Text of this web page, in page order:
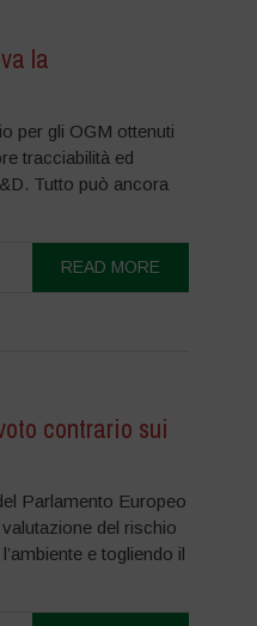
la
per gli OGM ottenuti
tracciabilità ed
Tutto può ancora
READ MORE
contrario sui
Parlamento Europeo
del rischio
e togliendo il